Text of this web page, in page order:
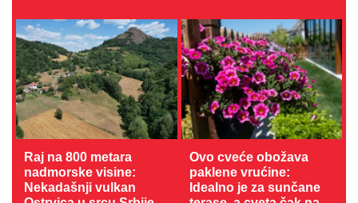
Raj na 800 metara
nadmorske visine:
Nekadašnji vulkan
Ovo cveće obožava
paklene vrućine:
Idealno je za sunčane